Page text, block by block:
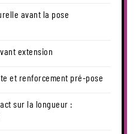
avant la pose
extension
et renforcement pré-pose
sur la longueur :